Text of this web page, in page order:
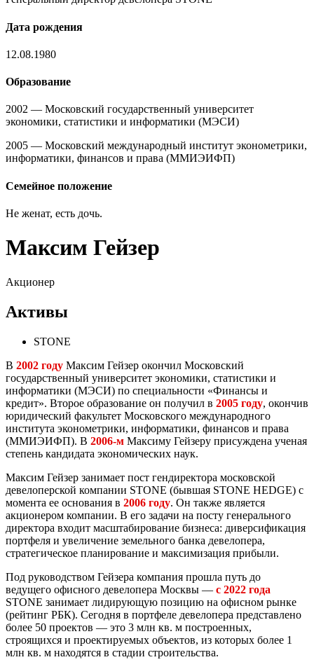
Дата рождения
12.08.1980
Образование
2002 — Московский государственный университет
экономики, статистики и информатики (МЭСИ)
2005 — Московский международный институт эконометрики,
информатики, финансов и права (ММИЭИФП)
Семейное положение
Не женат, есть дочь.
Максим Гейзер
Акционер
Активы
STONE
В 2002 году Максим Гейзер окончил Московский
государственный университет экономики, статистики и
информатики (МЭСИ) по специальности «Финансы и
кредит». Второе образование он получил в 2005 году, окончив
юридический факультет Московского международного
института эконометрики, информатики, финансов и права
(ММИЭИФП). В 2006-м Максиму Гейзеру присуждена ученая
степень кандидата экономических наук.
Максим Гейзер занимает пост гендиректора московской
девелоперской компании STONE (бывшая STONE HEDGE) с
момента ее основания в 2006 году. Он также является
акционером компании. В его задачи на посту генерального
директора входит масштабирование бизнеса: диверсификация
портфеля и увеличение земельного банка девелопера,
стратегическое планирование и максимизация прибыли.
Под руководством Гейзера компания прошла путь до
ведущего офисного девелопера Москвы — с 2022 года
STONE занимает лидирующую позицию на офисном рынке
(рейтинг РБК). Сегодня в портфеле девелопера представлено
более 50 проектов — это 3 млн кв. м построенных,
строящихся и проектируемых объектов, из которых более 1
млн кв. м находятся в стадии строительства.